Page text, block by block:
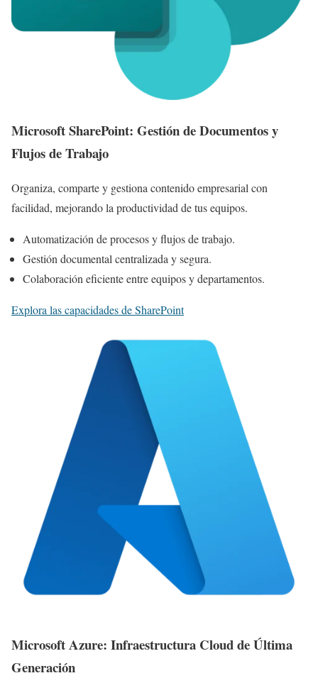
Microsoft SharePoint: Gestión de Documentos y
Flujos de Trabajo
Organiza, comparte y gestiona contenido empresarial con
facilidad, mejorando la productividad de tus equipos.
Automatización de procesos y flujos de trabajo.
Gestión documental centralizada y segura.
Colaboración eficiente entre equipos y departamentos.
Explora las capacidades de SharePoint
Microsoft Azure: Infraestructura Cloud de Última
Generación